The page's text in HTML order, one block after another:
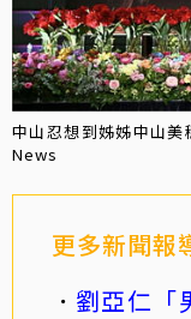
中山忍想到姊姊中山
News
更多新聞報
劉亞仁「